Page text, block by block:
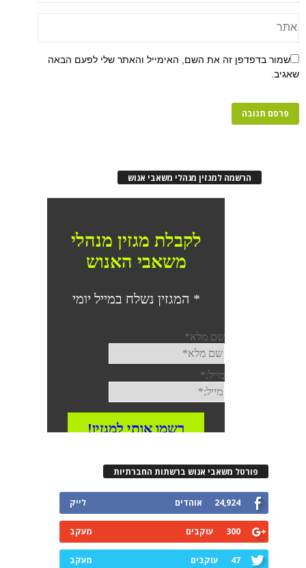
זה את השם, האימייל והאתר שלי לפעם הבאה
הרשמה למגזין מנהלי משאבי אנוש
משאבי אנוש ברשתות החברתיות
אוהדים
עוקבים
עוקבים